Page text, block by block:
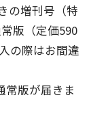
の増刊号（特
版（定価590
の際はお間違
版が届きま